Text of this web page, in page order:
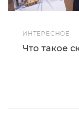
ИНТЕРЕСНОЕ
Что такое